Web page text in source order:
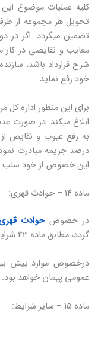
کلیه عملیات موضوع
تحویل هر مجموعه از طرف
تضمین میگردد. اگر در
معایب و نقایصی در
شرح قرارداد باشد،
خود رفع نماید.
برای این منظور اداره کل
درصد جریمه مبادرت
این خصوص از خود سلب
ماده 14 – حوادث قهری:
در خصوصحوادث
گردد، مطابق ماده 43 شرایط عمومی پیمان عمل خواهد شد.
درخصوص موارد پیش
عمومی پیمان خواهد بود.
ماده 15 – سایر شرایط: